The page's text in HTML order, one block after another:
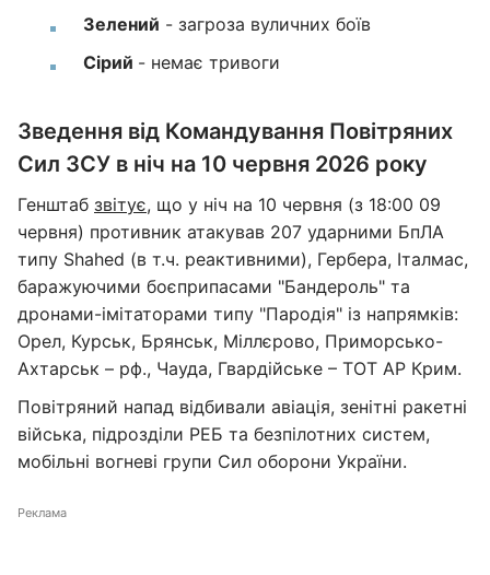
Зелений - загроза вуличних боїв
Сірий - немає тривоги
Зведення від Командування Повітряних
Сил ЗСУ в ніч на 10 червня 2026 року
Генштаб звітує, що у ніч на 10 червня (з 18:00 09
червня) противник атакував 207 ударними БпЛА
типу Shahed (в т.ч. реактивними), Гербера, Італмас,
баражуючими боєприпасами "Бандероль" та
дронами-імітаторами типу "Пародія" із напрямків:
Орел, Курськ, Брянськ, Міллєрово, Приморсько-
Ахтарськ – рф., Чауда, Гвардійське – ТОТ АР Крим.
Повітряний напад відбивали авіація, зенітні ракетні
війська, підрозділи РЕБ та безпілотних систем,
мобільні вогневі групи Сил оборони України.
Реклама